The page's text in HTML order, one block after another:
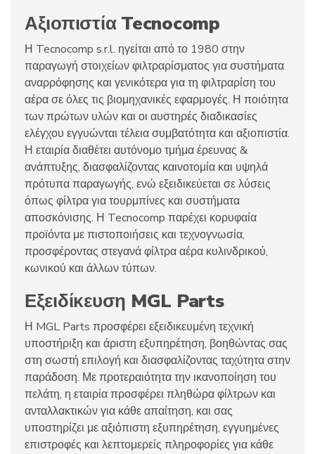
Αξιοπιστία Tecnocomp
Η Tecnocomp s.r.l. ηγείται από το 1980 στην
παραγωγή στοιχείων φιλτραρίσματος για συστήματα
αναρρόφησης και γενικότερα για τη φιλτραρίση του
αέρα σε όλες τις βιομηχανικές εφαρμογές. Η ποιότητα
των πρώτων υλών και οι αυστηρές διαδικασίες
ελέγχου εγγυώνται τέλεια συμβατότητα και αξιοπιστία.
Η εταιρία διαθέτει αυτόνομο τμήμα έρευνας &
ανάπτυξης, διασφαλίζοντας καινοτομία και υψηλά
πρότυπα παραγωγής, ενώ εξειδικεύεται σε λύσεις
όπως φίλτρα για τουρμπίνες και συστήματα
αποσκόνισης. Η Tecnocomp παρέχει κορυφαία
προϊόντα με πιστοποιήσεις και τεχνογνωσία,
προσφέροντας στεγανά φίλτρα αέρα κυλινδρικού,
κωνικού και άλλων τύπων.​
Εξειδίκευση MGL Parts
Η MGL Parts προσφέρει εξειδικευμένη τεχνική
υποστήριξη και άριστη εξυπηρέτηση, βοηθώντας σας
στη σωστή επιλογή και διασφαλίζοντας ταχύτητα στην
παράδοση. Με προτεραιότητα την ικανοποίηση του
πελάτη, η εταιρία προσφέρει πληθώρα φίλτρων και
ανταλλακτικών για κάθε απαίτηση, και σας
υποστηρίζει με αξιόπιστη εξυπηρέτηση, εγγυημένες
επιστροφές και λεπτομερείς πληροφορίες για κάθε